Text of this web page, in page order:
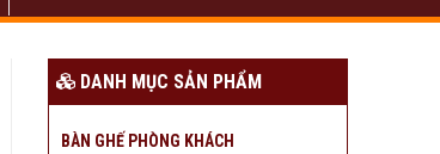
DANH MỤC SẢN PHẨM
BÀN GHẾ PHÒNG KHÁCH